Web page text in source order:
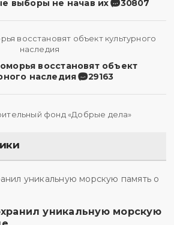
выборы не начав их 30807
восстановят объект
наследия
29163
уникальную морскую